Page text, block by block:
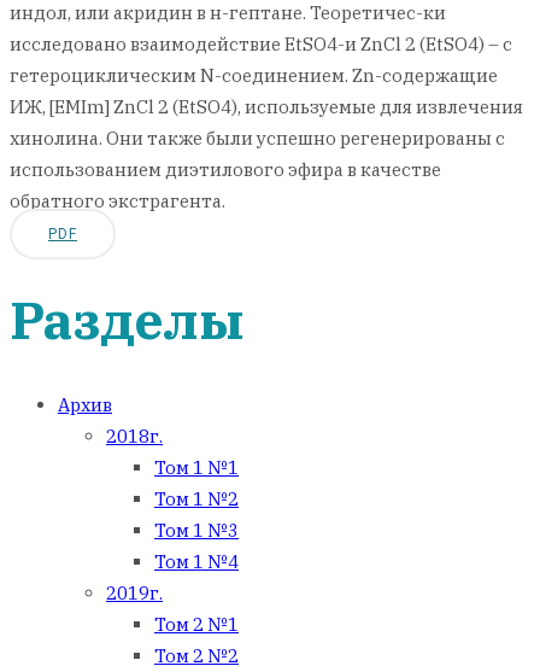
индол, или акридин в н-гептане. Теоретичес-ки
исследовано взаимодействие EtSO4-и ZnCl 2 (EtSO4) – с
гетероциклическим N-соединением. Zn-содержащие
ИЖ, [EMIm] ZnCl 2 (EtSO4), используемые для извлечения
хинолина. Они также были успешно регенерированы с
использованием диэтилового эфира в качестве
обратного экстрагента.
PDF
Разделы
Архив
2018г.
Том 1 №1
Том 1 №2
Том 1 №3
Том 1 №4
2019г.
Том 2 №1
Том 2 №2